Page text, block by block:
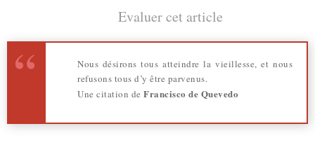
Evaluer cet article
Nous désirons tous atteindre la vieillesse, et nous
refusons tous d’y être parvenus.
Une citation de Francisco de Quevedo